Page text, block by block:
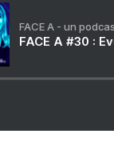
FACE A - un
FACE A #30 :